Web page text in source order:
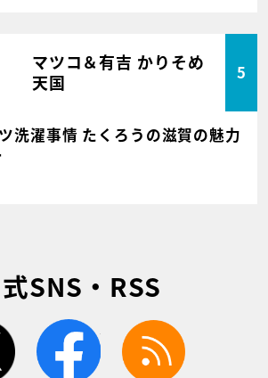
マツコ＆有吉 かりそめ
天国
5
洗濯事情 たくろうの滋賀の魅力
SNS・RSS
twitter facebook